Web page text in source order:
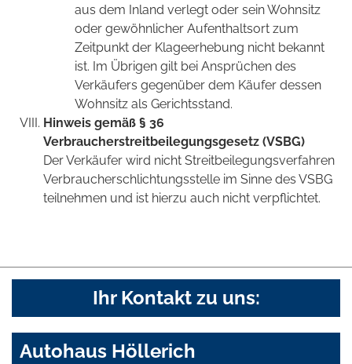
aus dem Inland verlegt oder sein Wohnsitz
oder gewöhnlicher Aufenthaltsort zum
Zeitpunkt der Klageerhebung nicht bekannt
ist. Im Übrigen gilt bei Ansprüchen des
Verkäufers gegenüber dem Käufer dessen
Wohnsitz als Gerichtsstand.
Hinweis gemäß § 36
Verbraucherstreitbeilegungsgesetz (VSBG)
Der Verkäufer wird nicht Streitbeilegungsverfahren
Verbraucherschlichtungsstelle im Sinne des VSBG
teilnehmen und ist hierzu auch nicht verpflichtet.
Ihr Kontakt zu uns:
Autohaus Höllerich